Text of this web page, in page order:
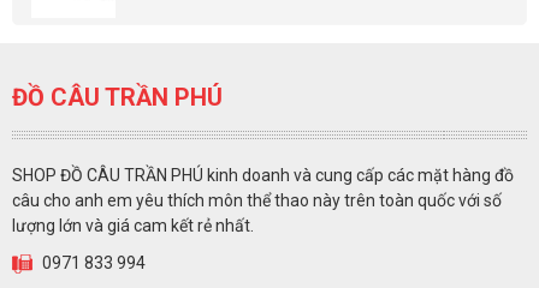
ĐỒ CÂU TRẦN PHÚ
SHOP ĐỒ CÂU TRẦN PHÚ kinh doanh và cung cấp các mặt hàng đồ
câu cho anh em yêu thích môn thể thao này trên toàn quốc với số
lượng lớn và giá cam kết rẻ nhất.
0971 833 994